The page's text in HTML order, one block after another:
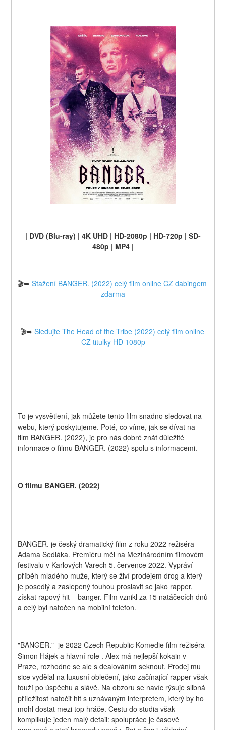
| DVD (Blu-ray) | 4K UHD | HD-2080p | HD-720p | SD-
480p | MP4 |
🎬➥ Stažení BANGER. (2022) celý film online CZ dabingem
zdarma
🎬➥ Sledujte The Head of the Tribe (2022) celý film online
CZ titulky HD 1080p
To je vysvětlení, jak můžete tento film snadno sledovat na
webu, který poskytujeme. Poté, co víme, jak se dívat na
film BANGER. (2022), je pro nás dobré znát důležité
informace o filmu BANGER. (2022) spolu s informacemi.
O filmu BANGER. (2022)
BANGER. je český dramatický film z roku 2022 režiséra
Adama Sedláka. Premiéru měl na Mezinárodním filmovém
festivalu v Karlových Varech 5. července 2022. Vypráví
příběh mladého muže, který se živí prodejem drog a který
je posedlý a zaslepený touhou proslavit se jako rapper,
získat rapový hit – banger. Film vznikl za 15 natáčecích dnů
a celý byl natočen na mobilní telefon.
"BANGER."  je 2022 Czech Republic Komedie film režiséra
Šimon Hájek a hlavní role . Alex má nejlepší kokain v
Praze, rozhodne se ale s dealováním seknout. Prodej mu
sice vydělal na luxusní oblečení, jako začínající rapper však
touží po úspěchu a slávě. Na obzoru se navíc rýsuje slibná
příležitost natočit hit s uznávaným interpretem, který by ho
mohl dostat mezi top hráče. Cestu do studia však
komplikuje jeden malý detail: spolupráce je časově